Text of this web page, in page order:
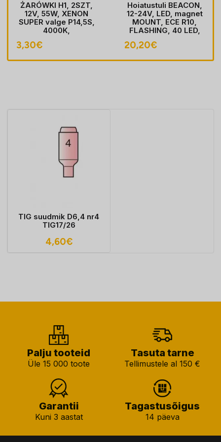
ŻARÓWKI H1, 2SZT,
12V, 55W, XENON
SUPER valge P14,5S,
4000K,
3,30€
Hoiatustuli BEACON,
12-24V, LED, magnet
MOUNT, ECE R10,
FLASHING, 40 LED,
sobib LIGHTER pesa
20,20€
TIG suudmik D6,4 nr4
TIG17/26
4,60€
Palju tooteid
Üle 15 000 toote
Tasuta tarne
Tellimustele al 150 €
Garantii
Kuni 3 aastat
Tagastusõigus
14 päeva